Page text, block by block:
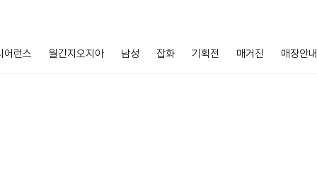
어런스 월간지오지아 남성 잡화 기획전 매거진 매장안내